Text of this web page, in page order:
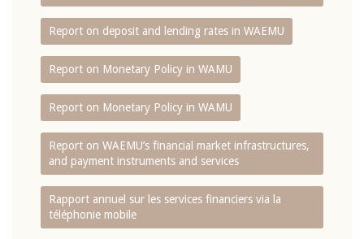
Report on deposit and lending rates in WAEMU
Report on Monetary Policy in WAMU
Report on Monetary Policy in WAMU
Report on WAEMU’s financial market infrastructures,
and payment instruments and services
Rapport annuel sur les services financiers via la
téléphonie mobile